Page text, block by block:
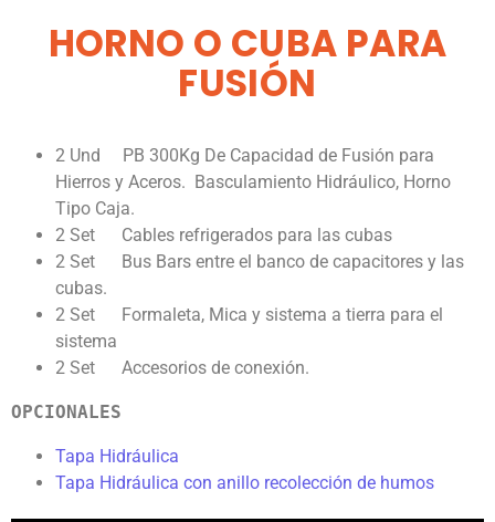
HORNO O CUBA PARA
FUSIÓN
2 Und PB 300Kg De Capacidad de Fusión para
Hierros y Aceros. Basculamiento Hidráulico, Horno
Tipo Caja.
2 Set Cables refrigerados para las cubas
2 Set Bus Bars entre el banco de capacitores y las
cubas.
2 Set Formaleta, Mica y sistema a tierra para el
sistema
2 Set Accesorios de conexión.
OPCIONALES
Tapa Hidráulica
Tapa Hidráulica con anillo recolección de humos